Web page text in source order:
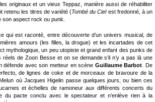
originaux et un vieux Teppaz, manière aussi de réhabiliter
retenu les titres de variété (Tombé du Cielest fredonné, à un
aspect rock ou punk.
qui est raconté, entre découverte d’un univers musical, de
amours (les filles, la drogue) et les incartades de cet
mythologique, un peu utopiste et grand enfant des punks de
de Zoon Besse et on se demande s’il n’y a pas là une
défende avec son metteur en scène Guillaume Barbot . De
de lignes de coke et de morceaux de bravoure de la
où Jacques Higelin passe quelques jours, ou bien ces
et échelles de ramoneur aux différents concerts du
du pacte conclu avec le spectateur et n’enlève rien à la